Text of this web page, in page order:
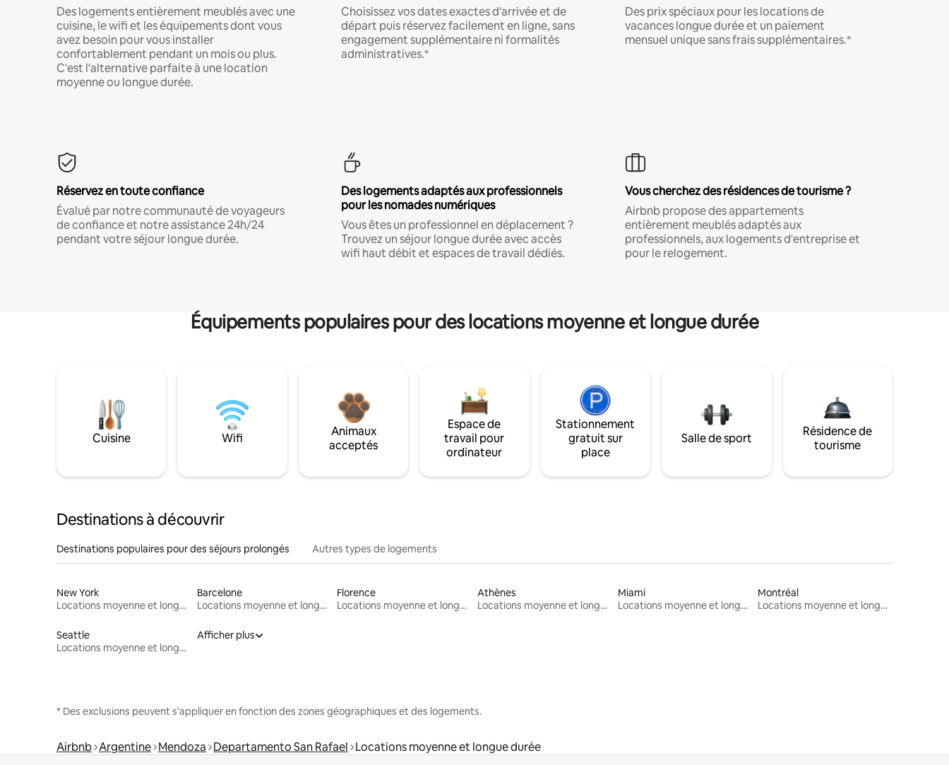
Des logements entièrement meublés avec une
cuisine, le wifi et les équipements dont vous
avez besoin pour vous installer
confortablement pendant un mois ou plus.
C'est l'alternative parfaite à une location
moyenne ou longue durée.
Choisissez vos dates exactes d'arrivée et de
départ puis réservez facilement en ligne, sans
engagement supplémentaire ni formalités
administratives.*
Des prix spéciaux pour les locations de
vacances longue durée et un paiement
mensuel unique sans frais supplémentaires.*
Réservez en toute confiance
Évalué par notre communauté de voyageurs
de confiance et notre assistance 24h/24
pendant votre séjour longue durée.
Des logements adaptés aux professionnels
pour les nomades numériques
Vous êtes un professionnel en déplacement ?
Trouvez un séjour longue durée avec accès
wifi haut débit et espaces de travail dédiés.
Vous cherchez des résidences de tourisme ?
Airbnb propose des appartements
entièrement meublés adaptés aux
professionnels, aux logements d'entreprise et
pour le relogement.
Équipements populaires pour des locations moyenne et longue durée
Cuisine Wifi
Animaux
acceptés
Espace de
travail pour
ordinateur
Stationnement
gratuit sur
place
Salle de sport
Résidence de
tourisme
Destinations à découvrir
Destinations populaires pour des séjours prolongés Autres types de logements
New York
Locations moyenne et longue durée
Barcelone
Locations moyenne et longue durée
Florence
Locations moyenne et longue durée
Athènes
Locations moyenne et longue durée
Miami
Locations moyenne et longue durée
Montréal
Locations moyenne et longue durée
Seattle
Locations moyenne et longue durée
Afficher plus
* Des exclusions peuvent s'appliquer en fonction des zones géographiques et des logements.
Airbnb Argentine Mendoza Departamento San Rafael Locations moyenne et longue durée